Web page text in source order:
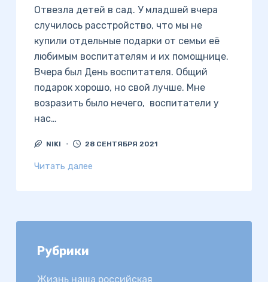
Отвезла детей в сад. У младшей вчера
случилось расстройство, что мы не
купили отдельные подарки от семьи её
любимым воспитателям и их помощнице.
Вчера был День воспитателя. Общий
подарок хорошо, но свой лучше. Мне
возразить было нечего, воспитатели у
нас…
NIKI 28 СЕНТЯБРЯ 2021
Читать далее
Рубрики
Жизнь наша российская